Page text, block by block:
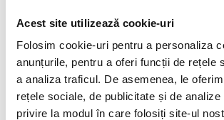
Acest site utilizează cookie-uri
Folosim cookie-uri pentru a personaliza
anunțurile, pentru a oferi funcții de rețele
a analiza traficul. De asemenea, le
rețele sociale, de publicitate și de
privire la modul în care folosiți site-ul
INFORMAȚII SUPLIMENTARE
RECENZII (0)